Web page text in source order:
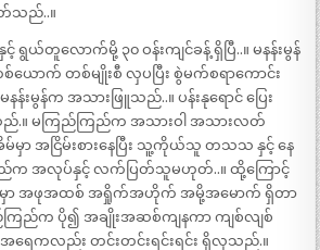
သည်..။
ယ်တူလောက်မို့ ၃၀ ဝန်းကျင်ခန့် ရှိပြီ..။ မနန်းမွန်
ောက် တစ်မျိုးစီ လှပပြီး စွဲမက်စရာကောင်း
းမွန်က အသားဖြူသည်..။ ပန်းနုရောင် ပြေး
ည်.။ မကြည်ကြည်က အသားဝါ အသားလတ်
မ်မှာ အငြိမ်းစားနေပြီး သူ့ကိုယ်သူ တသသ နှင့် နေ
က အလုပ်နှင့် လက်ပြတ်သူမဟုတ်..။ ထို့ကြောင့်
ာ အဖုအထစ် အရှိုက်အဟိုက် အမို့အမောက် ရှိတာ
ြည်က ပို၍ အချိုးအဆစ်ကျနကာ ကျစ်လျစ်
ရေကလည်း တင်းတင်းရင်းရင်း ရှိလှသည်.။